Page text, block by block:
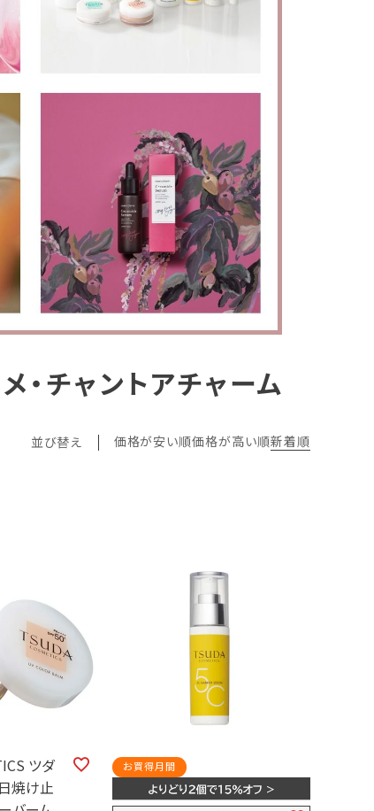
・チャントアチャーム
並び替え 価格が安い順価格が高い順新着順
ツダ
焼け止
お買得月間